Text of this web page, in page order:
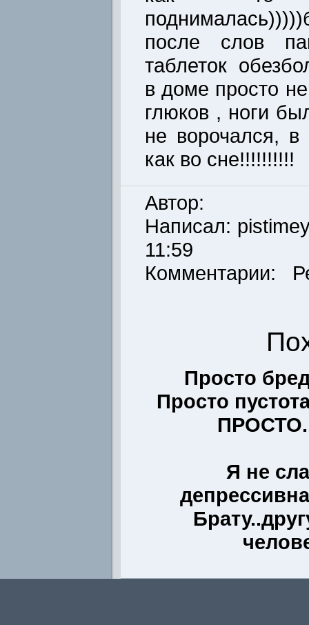
после слов
таблеток
в доме просто
глюков , ноги
не ворочался,
как во сне!!!!!!!!!!
Автор:
Написал:
11:59
Комментарии:
Просто
Просто
Я не